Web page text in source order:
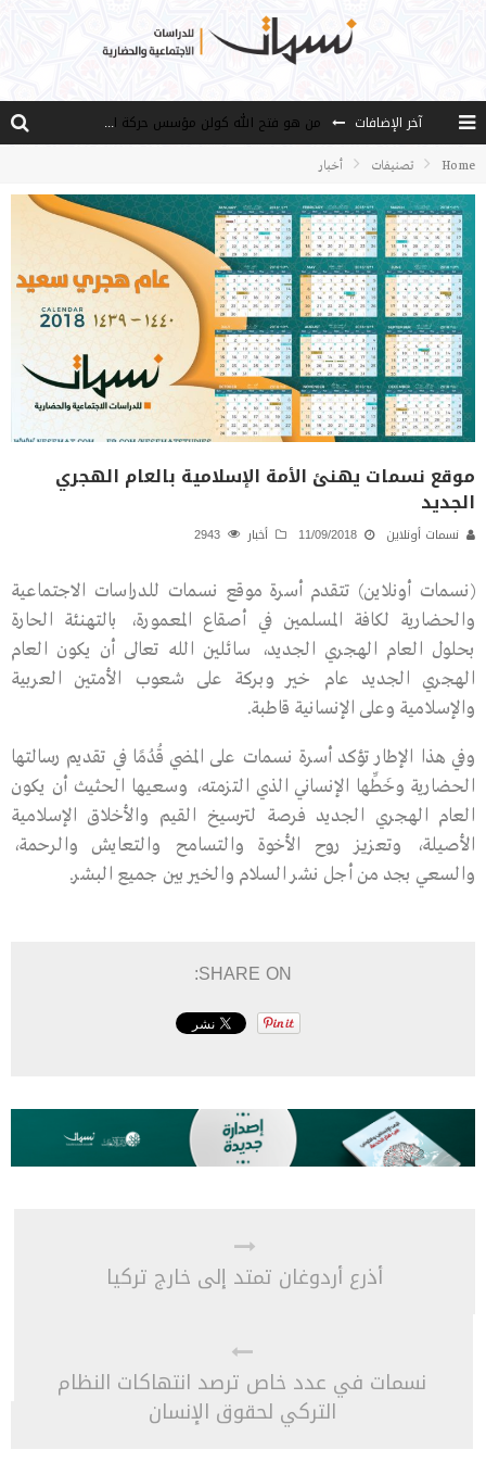
آخر الإضافات
من هو فتح الله كولن مؤسس حركة الخدمة؟
الأستاذ عالما عارفا حكيما
مصادر العلم وسببه
النـزعة التجديدية عند الأستاذ فتح الله كولن
Home تصنيفات أخبار
موقع نسمات يهنئ الأمة الإسلامية بالعام الهجري
الجديد
نسمات أونلاين 11/09/2018 أخبار
(نسمات أونلاين) تتقدم أسرة موقع نسمات للدراسات الاجتماعية
والحضارية لكافة المسلمين في أصقاع المعمورة، بالتهنئة الحارة
بحلول العام الهجري الجديد، سائلين الله تعالى أن يكون العام
الهجري الجديد عام خير وبركة على شعوب الأمتين العربية
والإسلامية وعلى الإنسانية قاطبة.
وفي هذا الإطار تؤكد أسرة نسمات على المضي قُدُمًا في تقديم رسالتها
الحضارية وخَطِّها الإنساني الذي التزمته، وسعيها الحثيث أن يكون
العام الهجري الجديد فرصة لترسيخ القيم والأخلاق الإسلامية
الأصيلة، وتعزيز روح الأخوة والتسامح والتعايش والرحمة،
والسعي بجد من أجل نشر السلام والخير بين جميع البشر.
SHARE ON:
أذرع أردوغان تمتد إلى خارج تركيا
نسمات في عدد خاص ترصد انتهاكات النظام
التركي لحقوق الإنسان